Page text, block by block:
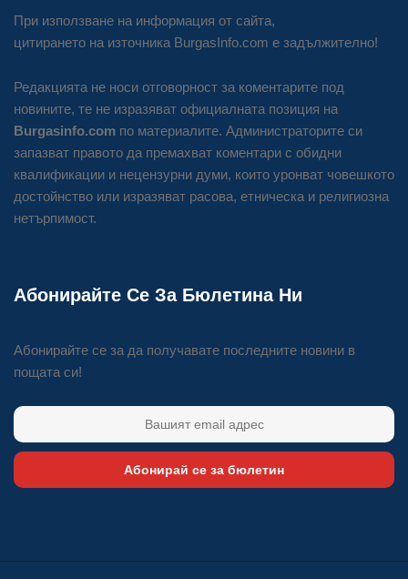
При използване на информация от сайта,
цитирането на източника BurgasInfo.com е задължително!
Редакцията не носи отговорност за коментарите под
новините, те не изразяват официалната позиция на
Burgasinfo.com по материалите. Администраторите си
запазват правото да премахват коментари с обидни
квалификации и нецензурни думи, които уронват човешкото
достойнство или изразяват расова, етническа и религиозна
нетърпимост.
Абонирайте Се За Бюлетина Ни
Абонирайте се за да получавате последните новини в
пощата си!
Абонирай се за бюлетин